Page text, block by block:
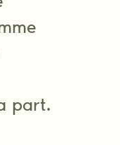
part.